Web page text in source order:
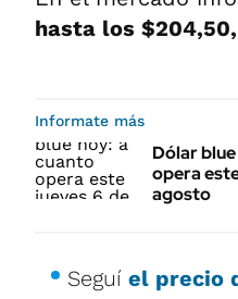
hasta los
Informate más
Dólar
opera
agosto
Seguí el precio